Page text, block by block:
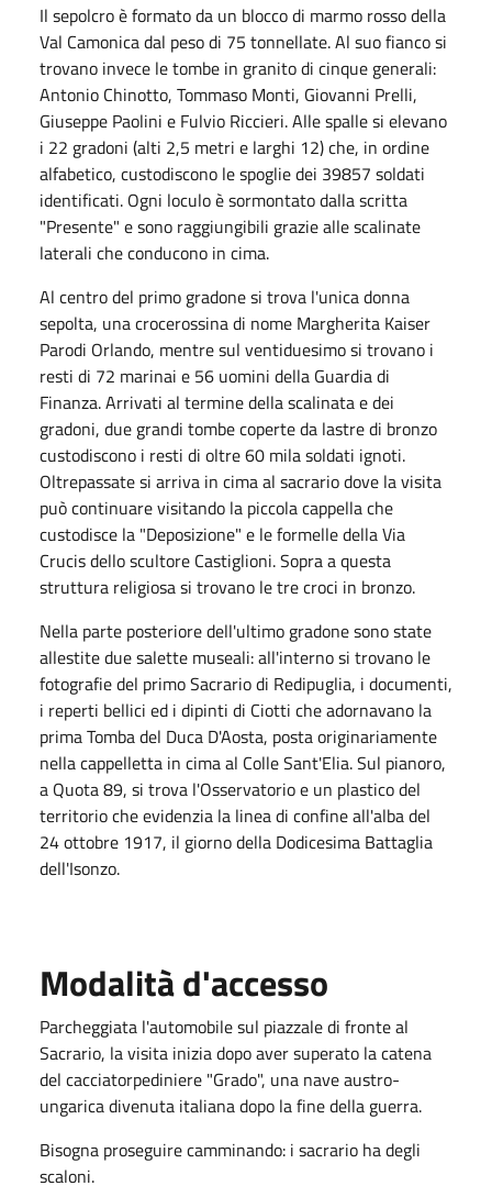
Il sepolcro è formato da un blocco di marmo rosso della
Val Camonica dal peso di 75 tonnellate. Al suo fianco si
trovano invece le tombe in granito di cinque generali:
Antonio Chinotto, Tommaso Monti, Giovanni Prelli,
Giuseppe Paolini e Fulvio Riccieri. Alle spalle si elevano
i 22 gradoni (alti 2,5 metri e larghi 12) che, in ordine
alfabetico, custodiscono le spoglie dei 39857 soldati
identificati. Ogni loculo è sormontato dalla scritta
"Presente" e sono raggiungibili grazie alle scalinate
laterali che conducono in cima.
Al centro del primo gradone si trova l'unica donna
sepolta, una crocerossina di nome Margherita Kaiser
Parodi Orlando, mentre sul ventiduesimo si trovano i
resti di 72 marinai e 56 uomini della Guardia di
Finanza. Arrivati al termine della scalinata e dei
gradoni, due grandi tombe coperte da lastre di bronzo
custodiscono i resti di oltre 60 mila soldati ignoti.
Oltrepassate si arriva in cima al sacrario dove la visita
può continuare visitando la piccola cappella che
custodisce la "Deposizione" e le formelle della Via
Crucis dello scultore Castiglioni. Sopra a questa
struttura religiosa si trovano le tre croci in bronzo.
Nella parte posteriore dell'ultimo gradone sono state
allestite due salette museali: all'interno si trovano le
fotografie del primo Sacrario di Redipuglia, i documenti,
i reperti bellici ed i dipinti di Ciotti che adornavano la
prima Tomba del Duca D'Aosta, posta originariamente
nella cappelletta in cima al Colle Sant'Elia. Sul pianoro,
a Quota 89, si trova l'Osservatorio e un plastico del
territorio che evidenzia la linea di confine all'alba del
24 ottobre 1917, il giorno della Dodicesima Battaglia
dell'Isonzo.
Modalità d'accesso
Parcheggiata l'automobile sul piazzale di fronte al
Sacrario, la visita inizia dopo aver superato la catena
del cacciatorpediniere "Grado", una nave austro-
ungarica divenuta italiana dopo la fine della guerra.
Bisogna proseguire camminando: i sacrario ha degli
scaloni.